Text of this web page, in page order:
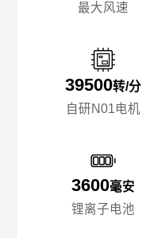
最大风速
39500转/分
自研N01电机
3600毫安
锂离子电池